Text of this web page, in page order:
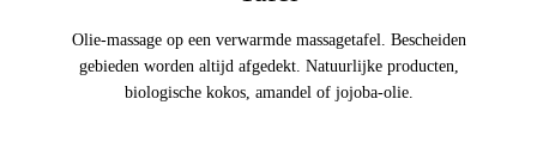
Olie-massage op een verwarmde massagetafel. Bescheiden
gebieden worden altijd afgedekt. Natuurlijke producten,
biologische kokos, amandel of jojoba-olie.